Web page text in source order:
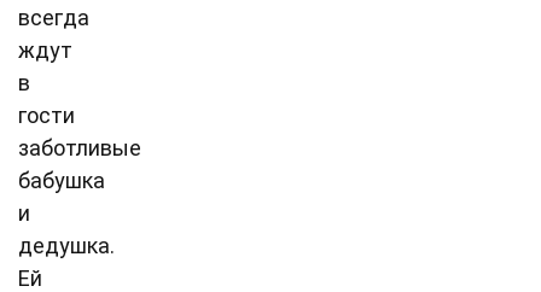
всегда
ждут
в
гости
заботливые
бабушка
и
дедушка.
Ей